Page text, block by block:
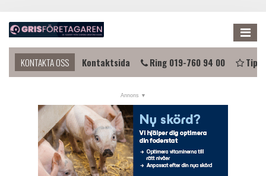
NYHETER
KALENDER
LÄNKAR
ANNONSERA
KONTAKTA OSS
i kontakt? Kontaktsida Ring 019-760 94 00